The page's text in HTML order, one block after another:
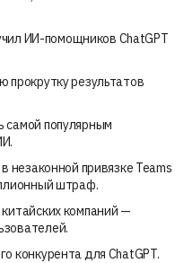
ИИ-помощников ChatGPT
прокрутку результатов
самой популярным
незаконной привязке Teams
штраф.
компаний —
конкурента для ChatGPT.